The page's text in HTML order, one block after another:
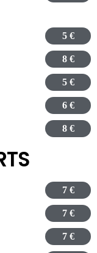
5 €
8 €
5 €
6 €
8 €
7 €
7 €
7 €